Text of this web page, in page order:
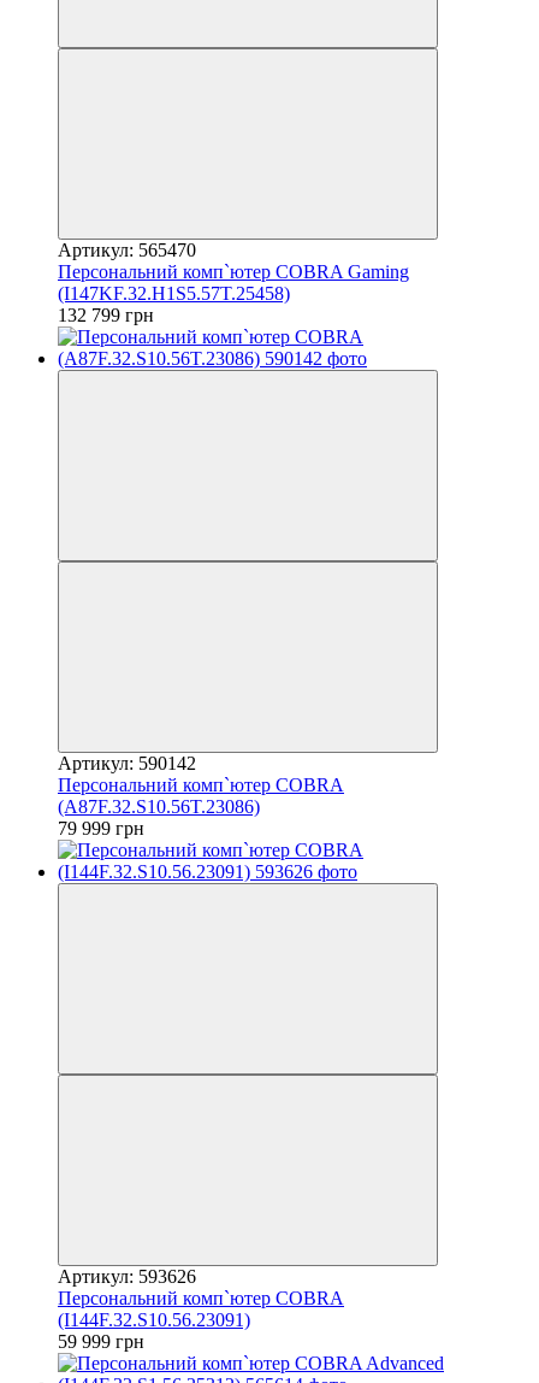
Артикул: 565470
Персональний комп`ютер COBRA Gaming
(I147KF.32.H1S5.57T.25458)
132 799 грн
Артикул: 590142
Персональний комп`ютер COBRA
(A87F.32.S10.56T.23086)
79 999 грн
Артикул: 593626
Персональний комп`ютер COBRA
(I144F.32.S10.56.23091)
59 999 грн